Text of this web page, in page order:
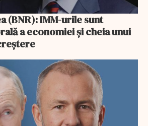
(BNR): IMM-urile sunt
a economiei și cheia unui